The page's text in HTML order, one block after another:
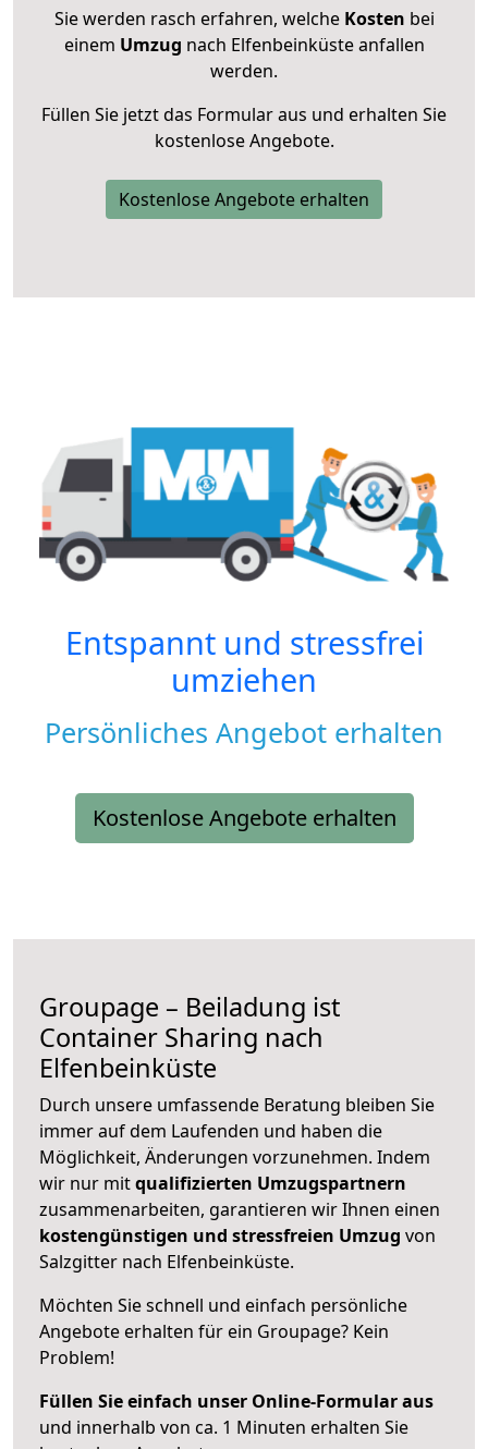
Sie werden rasch erfahren, welche Kosten bei
einem Umzug nach Elfenbeinküste anfallen
werden.
Füllen Sie jetzt das Formular aus und erhalten Sie
kostenlose Angebote.
Kostenlose Angebote erhalten
Entspannt und stressfrei
umziehen
Persönliches Angebot erhalten
Kostenlose Angebote erhalten
Groupage – Beiladung ist
Container Sharing nach
Elfenbeinküste
Durch unsere umfassende Beratung bleiben Sie
immer auf dem Laufenden und haben die
Möglichkeit, Änderungen vorzunehmen. Indem
wir nur mitqualifizierten Umzugspartnern
zusammenarbeiten, garantieren wir Ihnen einen
kostengünstigen und stressfreien Umzug von
Salzgitter nach Elfenbeinküste.
Möchten Sie schnell und einfach persönliche
Angebote erhalten für ein Groupage? Kein
Problem!
Füllen Sie einfach unser Online-Formular aus
und innerhalb von ca. 1 Minuten erhalten Sie